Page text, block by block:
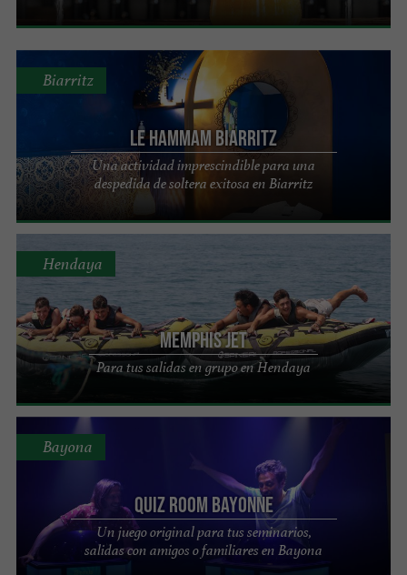
Le Hammam Biarritz
Una actividad imprescindible para una
despedida de soltera exitosa en Biarritz
Biarritz
Memphis Jet
Para tus salidas en grupo en Hendaya
Hendaya
Quiz Room Bayonne
Un juego original para tus seminarios,
salidas con amigos o familiares en Bayona
Bayona